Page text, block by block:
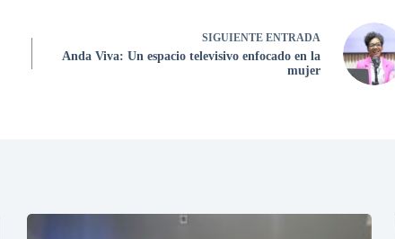
SIGUIENTE ENTRADA
Anda Viva: Un espacio televisivo enfocado en la
mujer